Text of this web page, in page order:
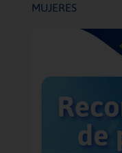
MUJERES